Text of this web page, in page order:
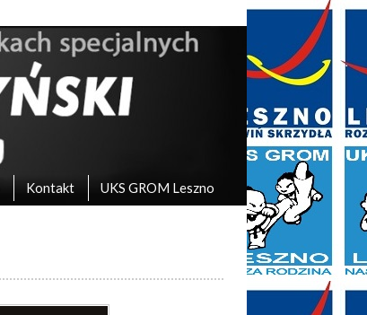
Kontakt UKS GROM Leszno